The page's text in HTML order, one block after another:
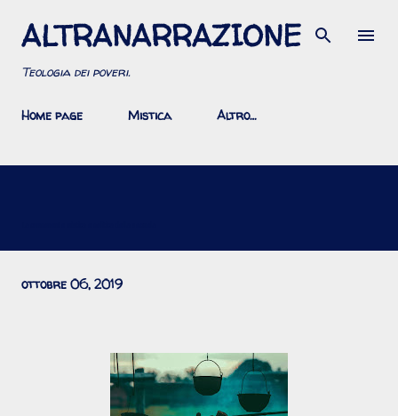
Passa ai contenuti principali
ALTRANARRAZIONE
Teologia dei poveri.
Home page Mistica Altro…
ottobre 06, 2019